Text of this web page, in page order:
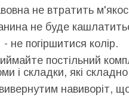
не втратить
не буде
- не погіршитися колір.
постільний
і складки, які
навиворіт,